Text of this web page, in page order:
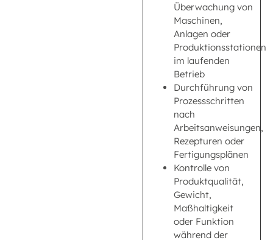
Überwachung von
Maschinen,
Anlagen oder
Produktionsstationen
im laufenden
Betrieb
Durchführung von
Prozessschritten
nach
Arbeitsanweisungen,
Rezepturen oder
Fertigungsplänen
Kontrolle von
Produktqualität,
Gewicht,
Maßhaltigkeit
oder Funktion
während der